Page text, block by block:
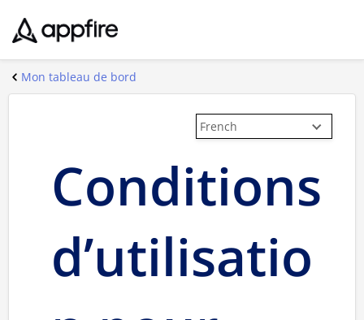
Mon tableau de bord
French
Conditions
d’utilisatio